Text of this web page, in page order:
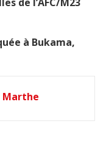
à Bukama,
Marthe